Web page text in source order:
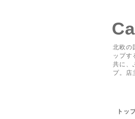
北欧の
ップす
共に、
プ。店
トッ